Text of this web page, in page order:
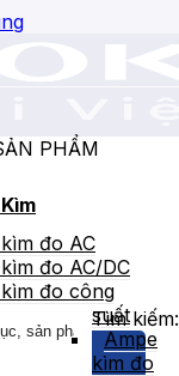
Tìm kiếm:
PHẨM
đo AC
đo AC/DC
đo công
suất
Ampe
kìm đo